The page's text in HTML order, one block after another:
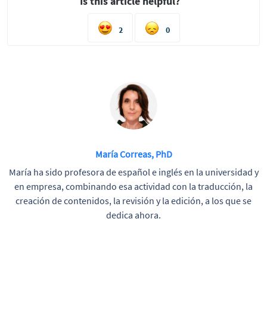
2 0
María Correas, PhD
María ha sido profesora de español e inglés en la universidad y
en empresa, combinando esa actividad con la traducción, la
creación de contenidos, la revisión y la edición, a los que se
dedica ahora.